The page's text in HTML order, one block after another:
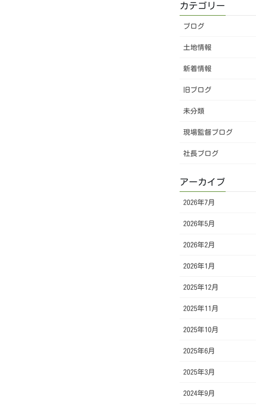
カテゴリー
ブログ
土地情報
新着情報
旧ブログ
未分類
現場監督ブログ
社長ブログ
アーカイブ
2026年7月
2026年5月
2026年2月
2026年1月
2025年12月
2025年11月
2025年10月
2025年6月
2025年3月
2024年9月